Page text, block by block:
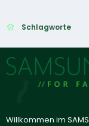
Schlagworte
Willkommen im